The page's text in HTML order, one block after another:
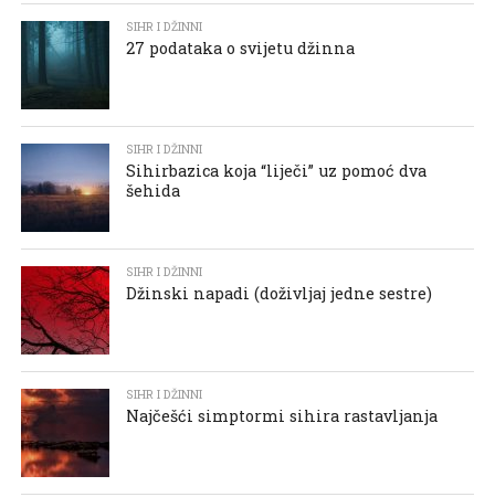
SIHR I DŽINNI
27 podataka o svijetu džinna
SIHR I DŽINNI
Sihirbazica koja “liječi” uz pomoć dva
šehida
SIHR I DŽINNI
Džinski napadi (doživljaj jedne sestre)
SIHR I DŽINNI
Najčešći simptormi sihira rastavljanja